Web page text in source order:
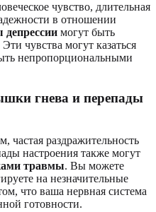
чувство, длительная
в отношении
могут быть
чувства могут казаться
непропорциональными
гнева и перепады
частая раздражительность
настроения также могут
травмы. Вы можете
на незначительные
что ваша нервная система
готовности.